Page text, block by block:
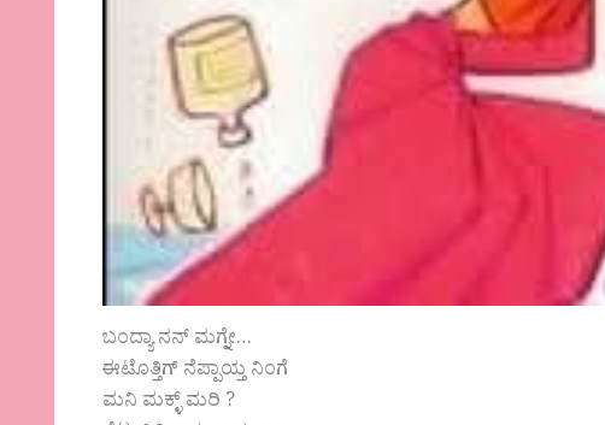
ಬಂದ್ಯಾ ನನ್ ಮಗ್ನೇ…
ಈಟೊತ್ತಿಗ್ ನೆಪ್ಪಾಯ್ತ ನಿಂಗೆ
ಮನಿ ಮಕ್ಳ್ ಮರಿ ?